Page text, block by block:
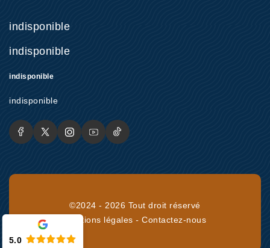
indisponible
indisponible
indisponible
indisponible
©2024 - 2026 Tout droit réservé
Mentions légales -Contactez-nous
5.0